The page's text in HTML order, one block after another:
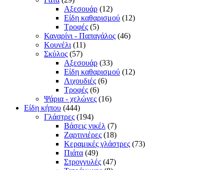
Αξεσουάρ (12)
Είδη καθαρισμού (12)
Τροφές (5)
Καναρίνι - Παπαγάλος (46)
Κουνέλι (11)
Σκύλος (57)
Αξεσουάρ (33)
Είδη καθαρισμού (12)
Λιχουδιές (6)
Τροφές (6)
Ψάρια - χελώνες (16)
Είδη κήπου (444)
Γλάστρες (194)
Βάσεις νικέλ (7)
Ζαρτινιέρες (18)
Κεραμικές γλάστρες (73)
Πιάτα (49)
Στρογγυλές (47)